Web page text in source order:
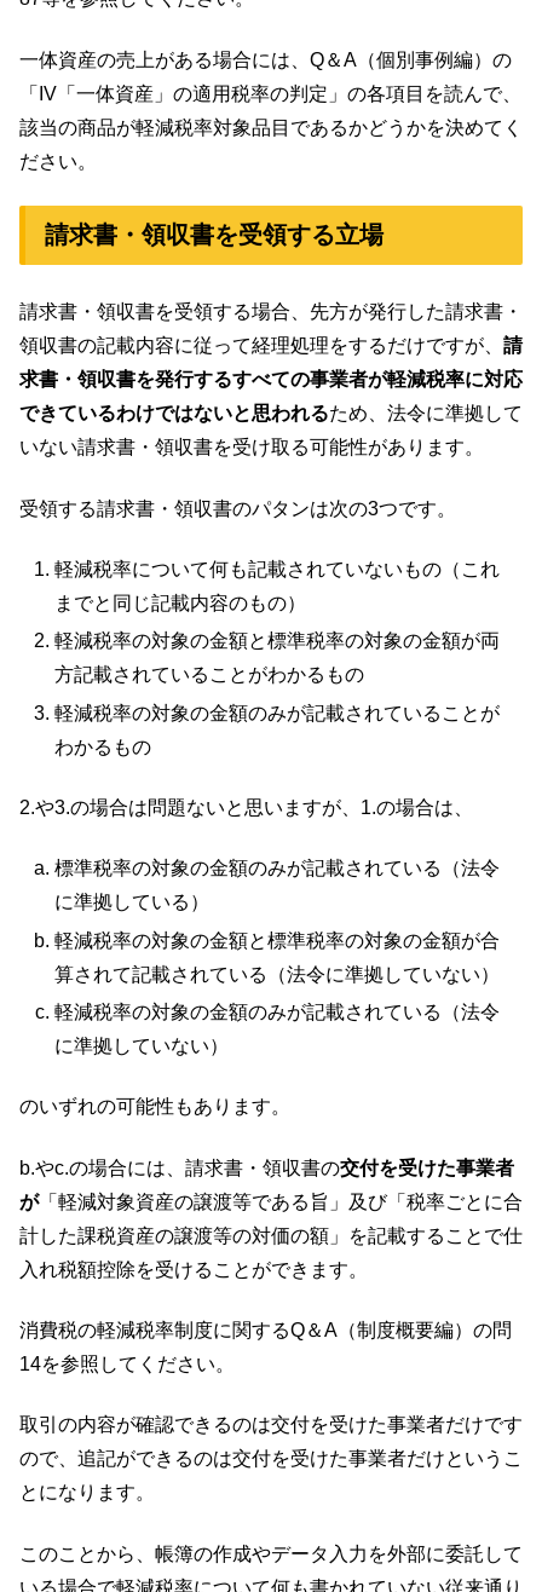
一体資産の売上がある場合には、Q＆A（個別事例編）の
「IV「一体資産」の適用税率の判定」の各項目を読んで、
該当の商品が軽減税率対象品目であるかどうかを決めてく
ださい。
請求書・領収書を受領する立場
請求書・領収書を受領する場合、先方が発行した請求書・
領収書の記載内容に従って経理処理をするだけですが、 請
求書・領収書を発行するすべての事業者が軽減税率に対応
できているわけではないと思われるため、法令に準拠して
いない請求書・領収書を受け取る可能性があります。
受領する請求書・領収書のパタンは次の3つです。
軽減税率について何も記載されていないもの（これ
までと同じ記載内容のもの）
軽減税率の対象の金額と標準税率の対象の金額が両
方記載されていることがわかるもの
軽減税率の対象の金額のみが記載されていることが
わかるもの
2.や3.の場合は問題ないと思いますが、1.の場合は、
標準税率の対象の金額のみが記載されている（法令
に準拠している）
軽減税率の対象の金額と標準税率の対象の金額が合
算されて記載されている（法令に準拠していない）
軽減税率の対象の金額のみが記載されている（法令
に準拠していない）
のいずれの可能性もあります。
b.やc.の場合には、請求書・領収書の交付を受けた事業者
が「軽減対象資産の譲渡等である旨」及び「税率ごとに合
計した課税資産の譲渡等の対価の額」を記載することで仕
入れ税額控除を受けることができます。
消費税の軽減税率制度に関するQ＆A（制度概要編）の問
14を参照してください。
取引の内容が確認できるのは交付を受けた事業者だけです
ので、追記ができるのは交付を受けた事業者だけというこ
とになります。
このことから、帳簿の作成やデータ入力を外部に委託して
いる場合で軽減税率について何も書かれていない従来通り